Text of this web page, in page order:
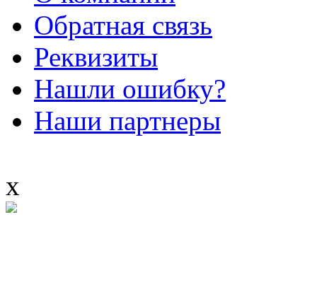
Обратная связь
Реквизиты
Нашли ошибку?
Наши партнеры
x